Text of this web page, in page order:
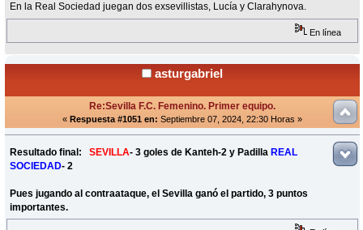
En la Real Sociedad juegan dos exsevillistas, Lucía y Clarahynova.
En línea
asturgabriel
Re:Sevilla F.C. Femenino. Primer equipo.
« Respuesta #1051 en: Septiembre 07, 2024, 22:30 Horas »
Resultado final: SEVILLA- 3 goles de Kanteh-2 y PadillaREAL
SOCIEDAD- 2
Pues jugando al contraataque, el Sevilla ganó el partido, 3 puntos
importantes.